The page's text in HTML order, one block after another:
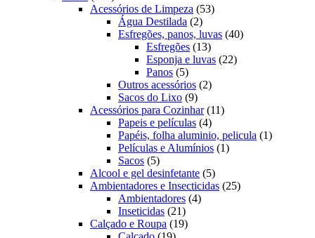
produtos
Acessórios de Limpeza 5353
Água Destilada 22
produtos
Esfregões, panos, luvas 4040
Esfregões 1313
produtos
Esponja e luvas 2222
Panos 55
produtos
Outros acessórios 22
Sacos do Lixo 99
produtos
Acessórios para Cozinhar 1111
Papeis e películas 44
produtos
Papéis, folha aluminio, pelicula 11
Películas e Alumínios 11
Sacos 55
produtos
Alcool e gel desinfetante 55
produtos
Ambientadores e Insecticidas 2525
Ambientadores 44
Inseticidas 2121
produtos
Calçado e Roupa 1919